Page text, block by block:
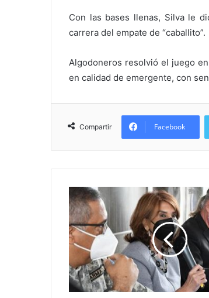
Con las bases llenas, Silva le
carrera del empate de “caballito”.
Algodoneros resolvió el juego
en calidad de emergente, con
Compartir Facebook